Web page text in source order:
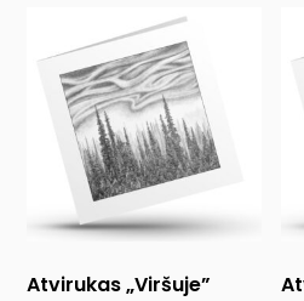
Atvirukas „Viršuje”